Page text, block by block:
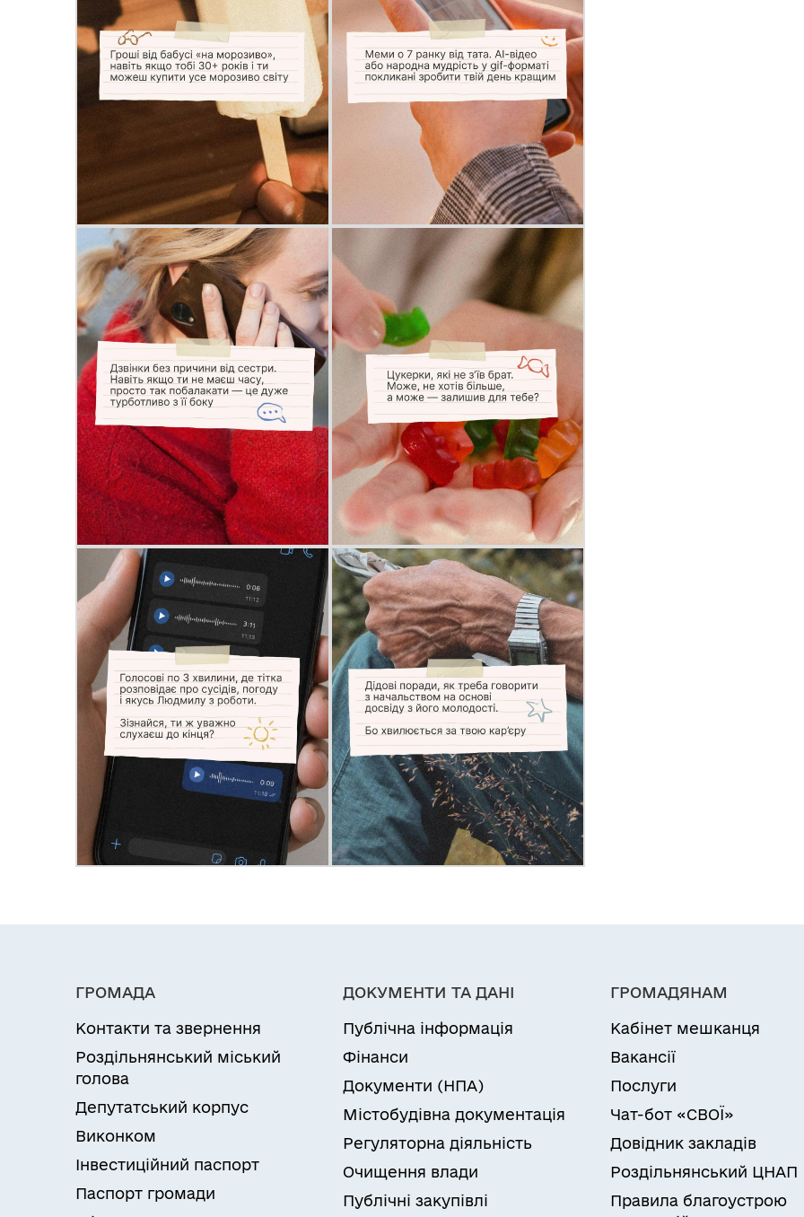
ГРОМАДА
Контакти та звернення
Роздільнянський міський
голова
Депутатський корпус
Виконком
Інвестиційний паспорт
Паспорт громади
ДОКУМЕНТИ ТА ДАНІ
Публічна інформація
Фінанси
Документи (НПА)
Містобудівна документація
Регуляторна діяльність
Очищення влади
Публічні закупівлі
ГРОМАДЯНАМ
Кабінет мешканця
Вакансії
Послуги
Чат-бот «СВОЇ»
Довідник закладів
Роздільнянський ЦНАП
Правила благоустрою